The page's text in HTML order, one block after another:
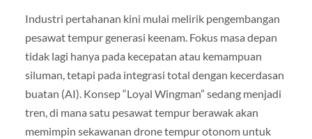
Industri pertahanan kini mulai melirik pengembangan
pesawat tempur generasi keenam. Fokus masa depan
tidak lagi hanya pada kecepatan atau kemampuan
siluman, tetapi pada integrasi total dengan kecerdasan
buatan (AI). Konsep “Loyal Wingman” sedang menjadi
tren, di mana satu pesawat tempur berawak akan
memimpin sekawanan drone tempur otonom untuk